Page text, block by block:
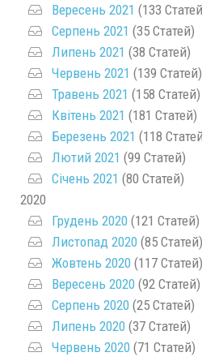
Вересень 2021 (133
Серпень 2021 (35 Статей)
Липень 2021 (38 Статей)
Червень 2021 (139 Статей)
Травень 2021 (158 Статей)
Квітень 2021 (181 Статей)
Березень 2021 (118
Лютий 2021 (99 Статей)
Січень 2021 (80 Статей)
2020
Грудень 2020 (121 Статей)
Листопад 2020 (85 Статей)
Жовтень 2020 (117 Статей)
Вересень 2020 (92 Статей)
Серпень 2020 (25 Статей)
Липень 2020 (37 Статей)
Червень 2020 (71 Статей)